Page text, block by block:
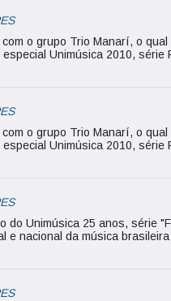
o grupo Trio Manarí, o
Unimúsica 2010, série
o grupo Trio Manarí, o
Unimúsica 2010, série
do Unimúsica 25 anos, série
e nacional da música